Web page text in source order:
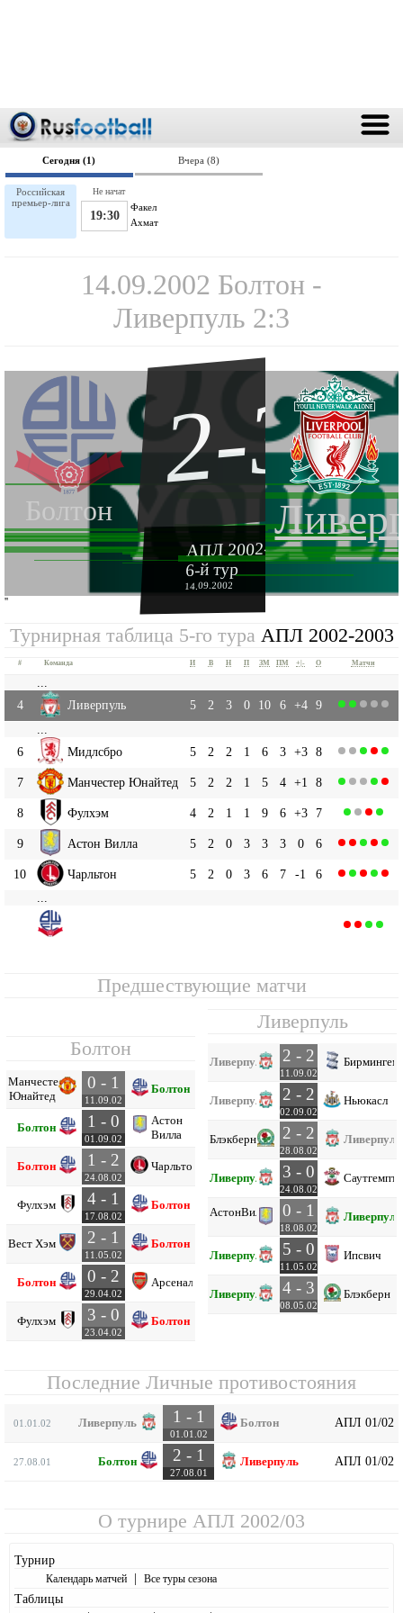
Сегодня (1) Вчера (8)
Российская
премьер-лига
Факел
19:30 Ахмат
Не начат
14.09.2002 Болтон -
Ливерпуль 2:3
Болтон
2-3
АПЛ 2002-2003
6-й тур
14.09.2002
''
Турнирная таблица 5-го тура АПЛ 2002-2003
# Команда И В Н П ЗМ ПМ +|- О Матчи
4
Ливерпуль 5 2 3 0 10 6 +4 9
6
Мидлсбро 5 2 2 1 6 3 +3 8
7 Манчестер Юнайтед 5 2 2 1 5 4 +1 8
8 Фулхэм 4 2 1 1 9 6 +3 7
9 Астон Вилла 5 2 0 3 3 3 0 6
10 Чарльтон 5 2 0 3 6 7 -1
6
Предшествующие матчи
Болтон
Манчестер
Юнайтед
0 - 1
11.09.02
Болтон
Болтон 1 - 0
01.09.02
Астон
Вилла
Болтон 1 - 2
24.08.02
Чарльтон
Фулхэм 4 - 1
17.08.02
Болтон
Вест Хэм 2 - 1
11.05.02
Болтон
Болтон 0 - 2
29.04.02
Арсенал
Фулхэм 3 - 0
23.04.02
Болтон
Ливерпуль
Ливерпуль 2 - 2
11.09.02
Бирмингем
Ливерпуль 2 - 2
02.09.02
Ньюкасл
Блэкберн 2 - 2
28.08.02
Ливерпуль
Ливерпуль 3 - 0
24.08.02
АстонВилла 0 - 1
18.08.02
Ливерпуль
Ливерпуль 5 - 0
11.05.02
Ипсвич
Ливерпуль 4 - 3
08.05.02
Блэкберн
Последние Личные противостояния
01.01.02 Ливерпуль 1 - 1
01.01.02
Болтон АПЛ 01/02
27.08.01 Болтон 2 - 1
27.08.01
Ливерпуль АПЛ 01/02
О турнире АПЛ 2002/03
Турнир
Календарь матчей | Все туры сезона
Таблицы